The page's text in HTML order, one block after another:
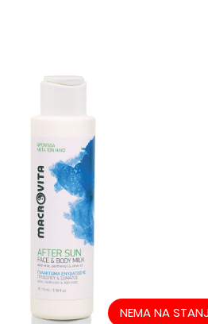
NEMA NA